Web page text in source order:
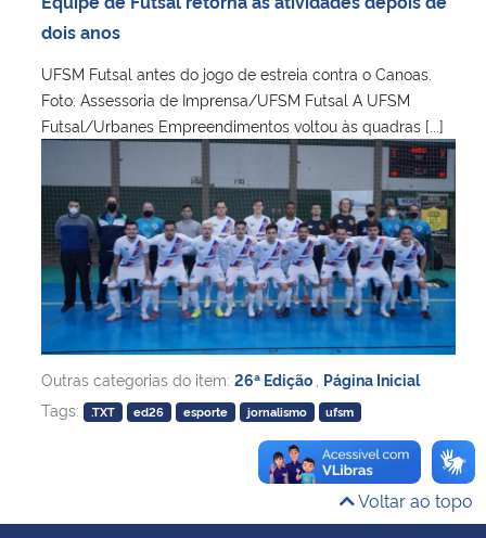
Ministério da Cidadania
Ministério da Saúde
Ministério de Minas e Energia
Ministério da Ciência, Tecnologia, Inovações e Comunicações
Ministério do Meio Ambiente
Ministério do Turismo
Controladoria-Geral da União
Ministério da Mulher, da Família e dos Direitos Humanos
dois anos
UFSM Futsal antes do jogo de estreia contra o Canoas.
Foto: Assessoria de Imprensa/UFSM Futsal A UFSM
Futsal/Urbanes Empreendimentos voltou às quadras [...]
Outras categorias do item: 26ª Edição Página Inicial
Tags:
.TXT ed26 esporte jornalismo ufsm
Voltar ao topo